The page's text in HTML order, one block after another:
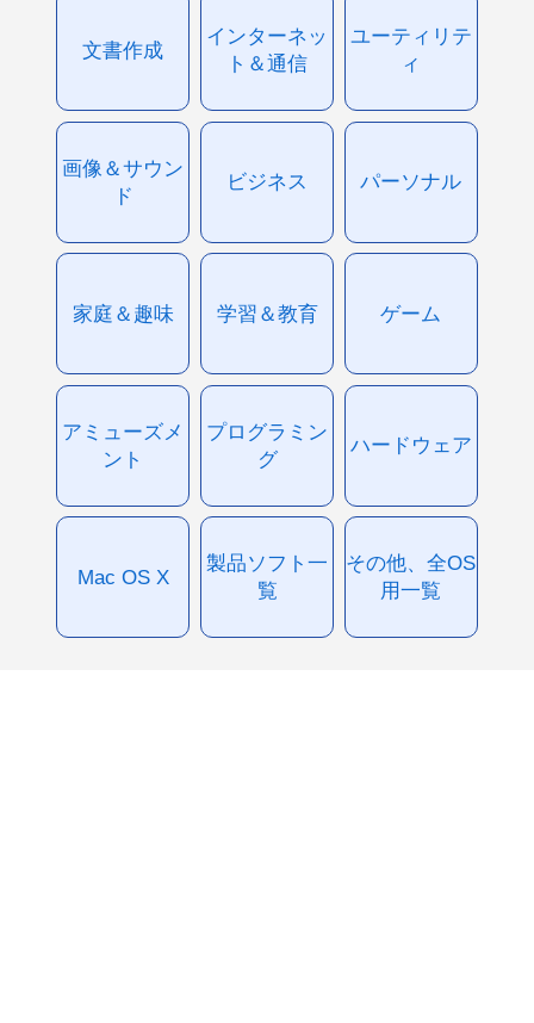
文書作成
インターネッ
ト＆通信
ユーティリテ
ィ
画像＆サウン
ド
ビジネス パーソナル
家庭＆趣味 学習＆教育 ゲーム
アミューズメ
ント
プログラミン
グ
ハードウェア
Mac OS X
製品ソフト一
覧
その他、全OS
用一覧